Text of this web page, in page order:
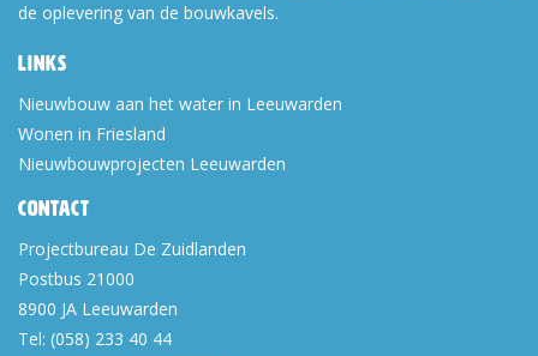
de oplevering van de bouwkavels.
Links
Nieuwbouw aan het water in Leeuwarden
Wonen in Friesland
Nieuwbouwprojecten Leeuwarden
Contact
Projectbureau De Zuidlanden
Postbus 21000
8900 JA Leeuwarden
Tel: (058) 233 40 44